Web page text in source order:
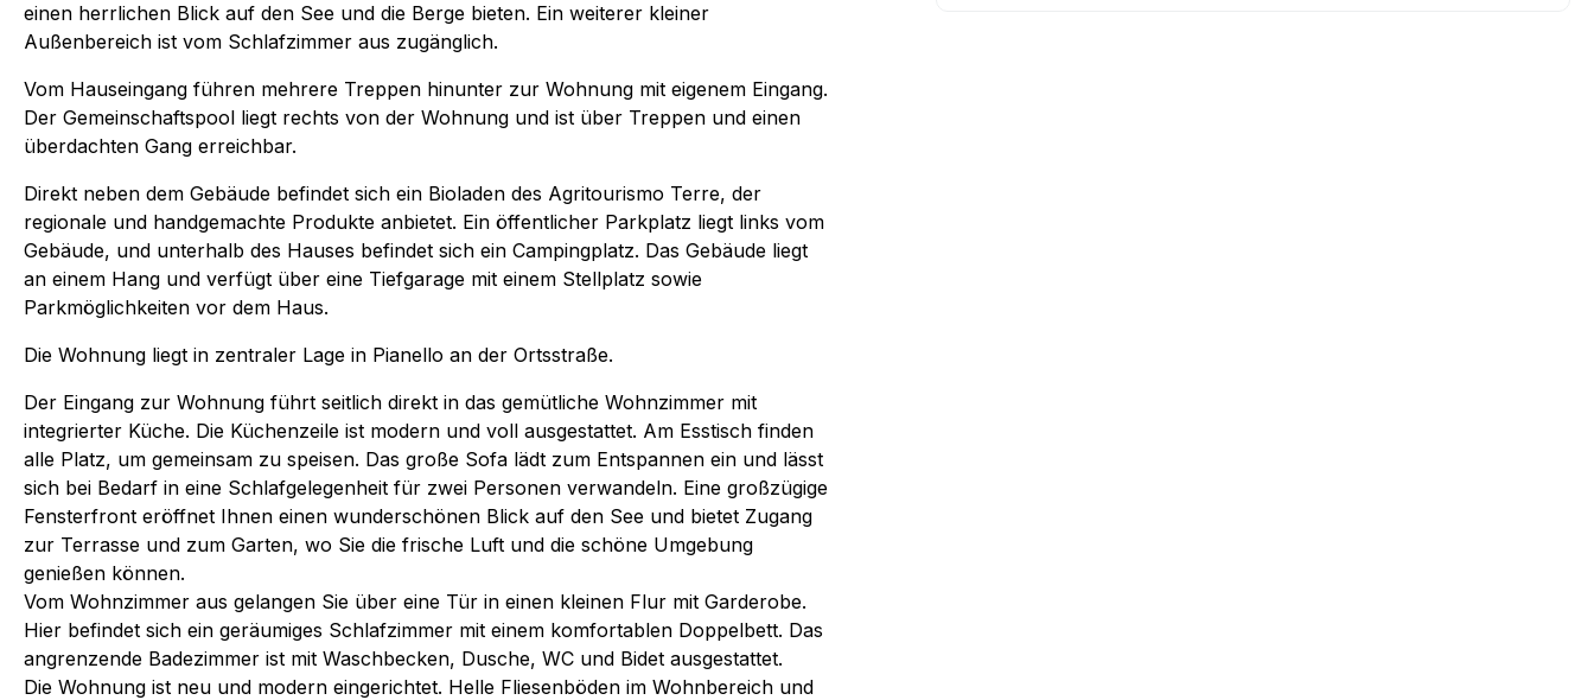
einen herrlichen Blick auf den See und die Berge bieten. Ein weiterer kleiner
Außenbereich ist vom Schlafzimmer aus zugänglich.
Vom Hauseingang führen mehrere Treppen hinunter zur Wohnung mit eigenem Eingang.
Der Gemeinschaftspool liegt rechts von der Wohnung und ist über Treppen und einen
überdachten Gang erreichbar.
Direkt neben dem Gebäude befindet sich ein Bioladen des Agritourismo Terre, der
regionale und handgemachte Produkte anbietet. Ein öffentlicher Parkplatz liegt links vom
Gebäude, und unterhalb des Hauses befindet sich ein Campingplatz. Das Gebäude liegt
an einem Hang und verfügt über eine Tiefgarage mit einem Stellplatz sowie
Parkmöglichkeiten vor dem Haus.
Die Wohnung liegt in zentraler Lage in Pianello an der Ortsstraße.
Der Eingang zur Wohnung führt seitlich direkt in das gemütliche Wohnzimmer mit
integrierter Küche. Die Küchenzeile ist modern und voll ausgestattet. Am Esstisch finden
alle Platz, um gemeinsam zu speisen. Das große Sofa lädt zum Entspannen ein und lässt
sich bei Bedarf in eine Schlafgelegenheit für zwei Personen verwandeln. Eine großzügige
Fensterfront eröffnet Ihnen einen wunderschönen Blick auf den See und bietet Zugang
zur Terrasse und zum Garten, wo Sie die frische Luft und die schöne Umgebung
genießen können.
Vom Wohnzimmer aus gelangen Sie über eine Tür in einen kleinen Flur mit Garderobe.
Hier befindet sich ein geräumiges Schlafzimmer mit einem komfortablen Doppelbett. Das
angrenzende Badezimmer ist mit Waschbecken, Dusche, WC und Bidet ausgestattet.
Die Wohnung ist neu und modern eingerichtet. Helle Fliesenböden im Wohnbereich und